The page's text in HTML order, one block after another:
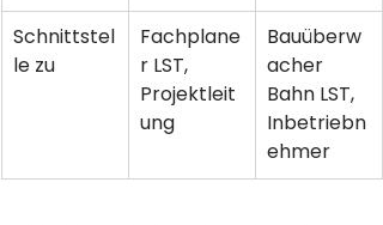
Schnittstel
le zu
Fachplane
r LST,
Projektleit
ung
Bauüberw
acher
Bahn LST,
Inbetriebn
ehmer